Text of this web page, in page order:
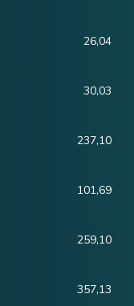
26,04
30,03
237,10
101,69
259,10
357,13